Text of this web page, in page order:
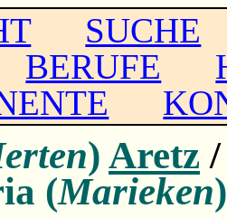
SUCHE
BERUFE
) Aretz /
(Marieken